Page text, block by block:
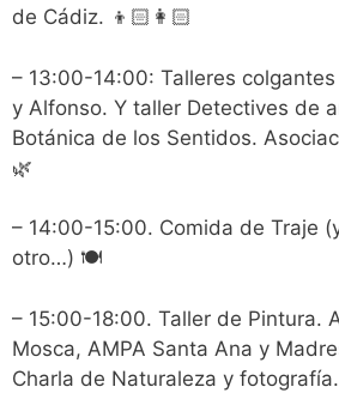
de Cádiz. 👦🏻👩🏻
– 13:00-14:00: Talleres
y Alfonso. Y taller Detectives de
Botánica de los Sentidos.
🌿
– 14:00-15:00. Comida de Traje
otro…) 🍽️
– 15:00-18:00. Taller de Pintura.
Mosca, AMPA Santa Ana y
Charla de Naturaleza y